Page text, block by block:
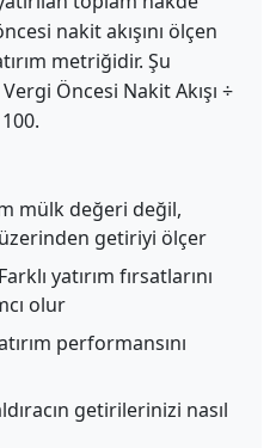
nakit akışını ölçen
metriğidir. Şu
Öncesi Nakit Akışı ÷
mülk değeri değil,
getiriyi ölçer
Farklı yatırım fırsatlarını
olur
performansını
getirilerinizi nasıl